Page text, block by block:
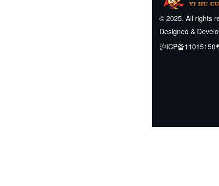
© 2025. All rights
Designed &
沪ICP备11015150